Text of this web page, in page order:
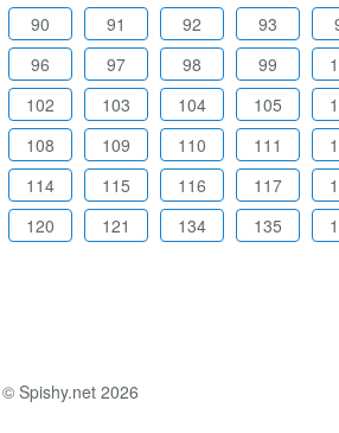
90
91 92 93
96
97 98 99
102
103 104 105
108
109 110 111
114
115 116 117
120
121 134 135
© Spishy.net 2026